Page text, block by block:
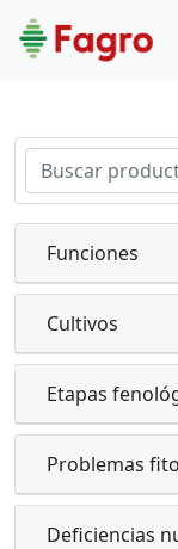
Funciones
Cultivos
Etapas
Problemas
Deficiencias